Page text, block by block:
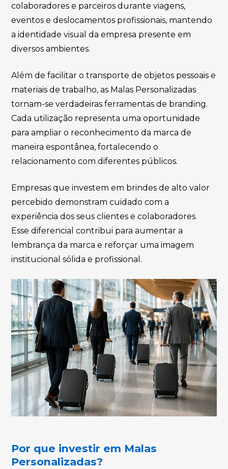
colaboradores e parceiros durante viagens,
eventos e deslocamentos profissionais, mantendo
a identidade visual da empresa presente em
diversos ambientes.
Além de facilitar o transporte de objetos pessoais e
materiais de trabalho, as Malas Personalizadas
tornam-se verdadeiras ferramentas de branding.
Cada utilização representa uma oportunidade
para ampliar o reconhecimento da marca de
maneira espontânea, fortalecendo o
relacionamento com diferentes públicos.
Empresas que investem em brindes de alto valor
percebido demonstram cuidado com a
experiência dos seus clientes e colaboradores.
Esse diferencial contribui para aumentar a
lembrança da marca e reforçar uma imagem
institucional sólida e profissional.
Por que investir em Malas
Personalizadas?